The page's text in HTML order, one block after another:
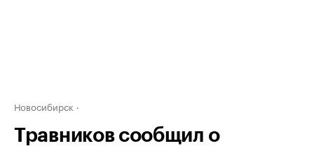
Новосибирск
Травников сообщил о